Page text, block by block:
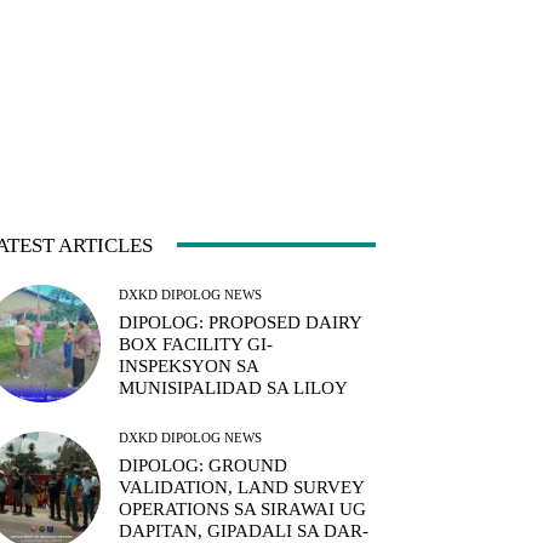
ARTICLES
DXKD DIPOLOG NEWS
DIPOLOG: PROPOSED DAIRY
BOX FACILITY GI-
INSPEKSYON SA
MUNISIPALIDAD SA LILOY
DXKD DIPOLOG NEWS
DIPOLOG: GROUND
VALIDATION, LAND SURVEY
OPERATIONS SA SIRAWAI UG
DAPITAN, GIPADALI SA DAR-